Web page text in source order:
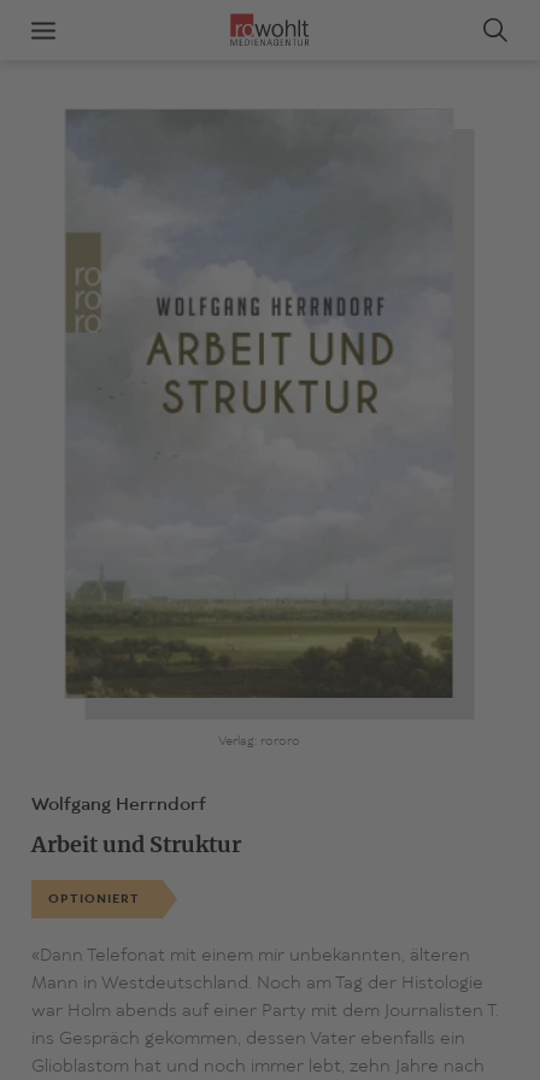
Verlag: rororo
Wolfgang Herrndorf
Arbeit und Struktur
OPTIONIERT
«Dann Telefonat mit einem mir unbekannten, älteren
Mann in Westdeutschland. Noch am Tag der Histologie
war Holm abends auf einer Party mit dem Journalisten T.
ins Gespräch gekommen, dessen Vater ebenfalls ein
Glioblastom hat und noch immer lebt, zehn Jahre nach